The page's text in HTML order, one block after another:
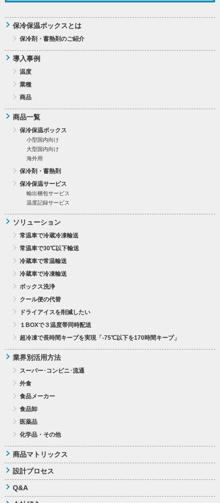
保冷保温ボックスとは
保冷剤・蓄熱剤のご紹介
導入事例
温度
業種
商品
商品一覧
保冷保温ボックス
小型国内向け
大型国内向け
海外用
保冷剤・蓄熱剤
保冷保温サービス
輸出梱包サービス
温度記録サービス
ソリューション
常温車で冷蔵冷凍輸送
常温車で30℃以下輸送
冷蔵車で常温輸送
冷蔵車で冷凍輸送
ボックス洗浄
クール便の代替
ドライアイスを削減したい
１BOXで３温度帯同時配送
超冷凍で長時間キープを実現「-75℃以下を170時間キープ」
業界別活用方法
スーパー･コンビニ･流通
外食
食品メーカー
食品卸
医薬品
化学品・その他
商品マトリックス
設計プロセス
Q&A